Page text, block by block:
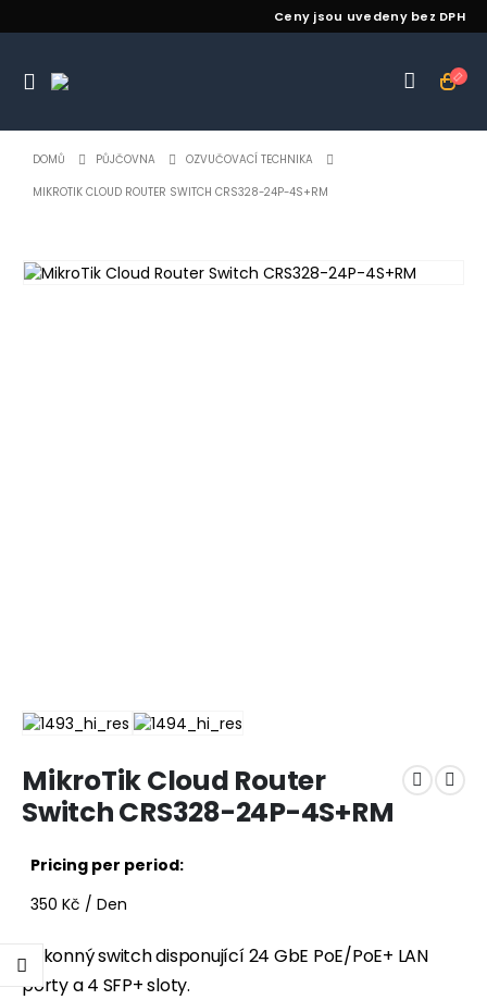
Ceny jsou uvedeny bez DPH
DOMŮ PŮJČOVNA OZVUČOVACÍ TECHNIKA
MIKROTIK CLOUD ROUTER SWITCH CRS328-24P-4S+RM
MikroTik Cloud Router
Switch CRS328-24P-4S+RM
Pricing per period:
350 Kč / Den
Výkonný switch disponující 24 GbE PoE/PoE+ LAN
porty a 4 SFP+ sloty.